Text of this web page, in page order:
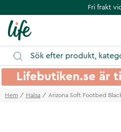
Fri frakt vid
Lifebutiken.se är
Hem Halsa Arizona Soft Footbed